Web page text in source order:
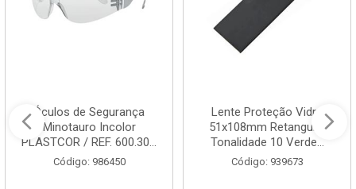
Óculos de Segurança
Minotauro Incolor
PLASTCOR / REF. 600.30...
Código: 986450
Lente Proteção Vidro
51x108mm Retangular
Tonalidade 10 Verde...
Código: 939673